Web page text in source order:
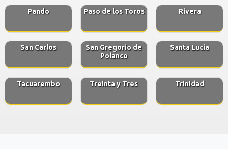
Pando Paso de los Toros Rivera
San Carlos
San Gregorio de
Polanco
Santa Lucia
Tacuarembo Treinta y Tres Trinidad